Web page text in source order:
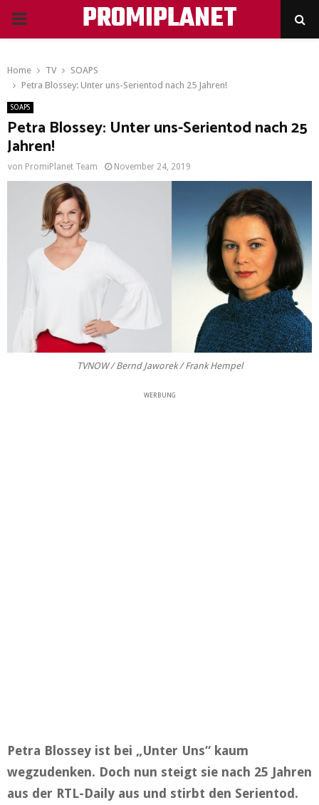
PRIMARY
PROMIPLANET
Home TV
SOAPS
Petra Blossey: Unter uns-Serientod nach 25 Jahren!
SOAPS
Petra Blossey: Unter uns-Serientod nach 25
Jahren!
von PromiPlanet Team November 24, 2019
TVNOW / Bernd Jaworek / Frank Hempel
WERBUNG
Petra Blossey ist bei „Unter Uns“ kaum
wegzudenken. Doch nun steigt sie nach 25 Jahren
aus der RTL-Daily aus und stirbt den Serientod.